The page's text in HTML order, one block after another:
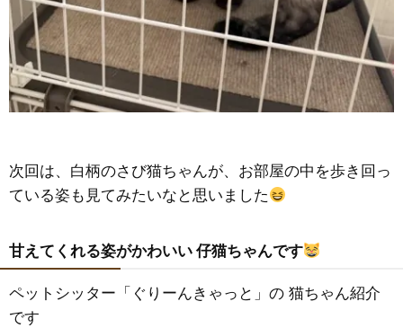
次回は、白柄のさび猫ちゃんが、お部屋の中を歩き回っ
ている姿も見てみたいなと思いました
甘えてくれる姿がかわいい 仔猫ちゃんです
ペットシッター「ぐりーんきゃっと」の 猫ちゃん紹介
です